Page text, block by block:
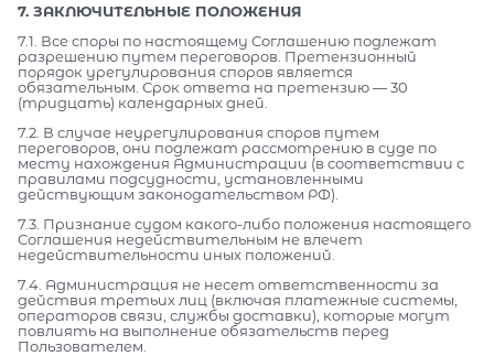
7. ЗАКЛЮЧИТЕЛЬНЫЕ ПОЛОЖЕНИЯ
7.1. Все споры по настоящему Соглашению подлежат
разрешению путем переговоров. Претензионный
порядок урегулирования споров является
обязательным. Срок ответа на претензию — 30
(тридцать) календарных дней.
7.2. В случае неурегулирования споров путем
переговоров, они подлежат рассмотрению в суде по
месту нахождения Администрации (в соответствии с
правилами подсудности, установленными
действующим законодательством РФ).
7.3. Признание судом какого-либо положения настоящего
Соглашения недействительным не влечет
недействительности иных положений.
7.4. Администрация не несет ответственности за
действия третьих лиц (включая платежные системы,
операторов связи, службы доставки), которые могут
повлиять на выполнение обязательств перед
Пользователем.